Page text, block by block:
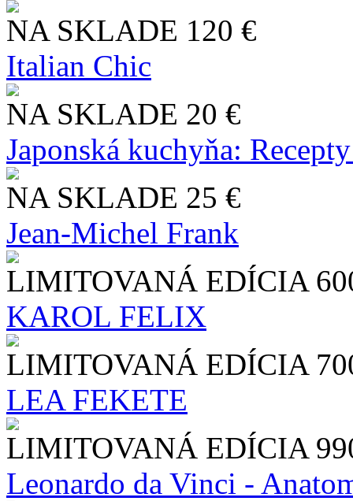
NA SKLADE 120 €
Italian Chic
NA SKLADE 20 €
Japonská kuchyňa:
NA SKLADE 25 €
Jean-Michel Frank
LIMITOVANÁ EDÍCIA
KAROL FELIX
LIMITOVANÁ EDÍCIA
LEA FEKETE
LIMITOVANÁ EDÍCIA
Leonardo da Vinci -